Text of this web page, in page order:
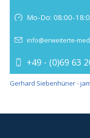
Mo-Do: 08:00-
info@erweiterte-
+49 - (0)69 63
Gerhard Siebenhüner -